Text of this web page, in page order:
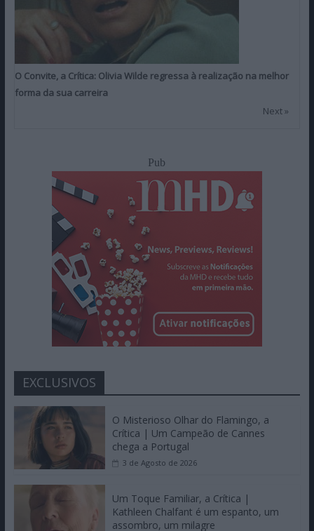
O Convite, a Crítica: Olivia Wilde regressa à realização na melhor
forma da sua carreira
Next »
Pub
EXCLUSIVOS
O Misterioso Olhar do Flamingo, a
Crítica | Um Campeão de Cannes
chega a Portugal
3 de Agosto de 2026
Um Toque Familiar, a Crítica |
Kathleen Chalfant é um espanto, um
assombro, um milagre